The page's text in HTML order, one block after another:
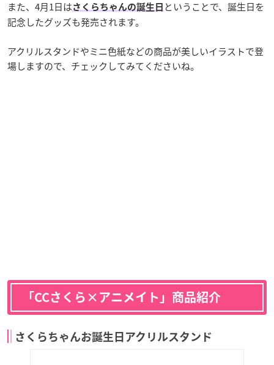
また、4月1日は さくらちゃんの誕生日 ということで、誕生日を
記念したグッズも発売されます。
アクリルスタンドやミニ色紙などの商品が美しいイラストで登
場しますので、チェックしてみてくださいね。
「CCさくら×アニメイト」商品紹介
さくらちゃんお誕生日アクリルスタンド